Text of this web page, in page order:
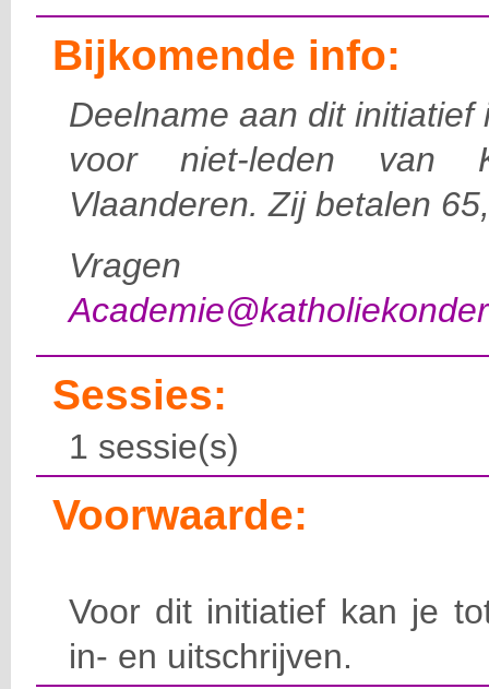
Bijkomende info:
Deelname aan dit
voor niet-leden van
Vlaanderen. Zij betalen
Vragen
Sessies:
1 sessie(s)
Voorwaarde:
Voor dit initiatief kan je
in- en uitschrijven.